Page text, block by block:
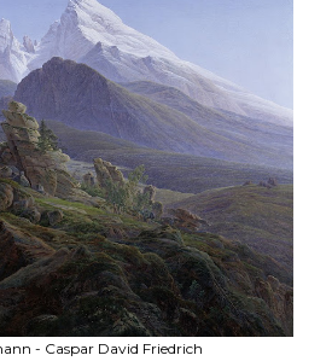
- Caspar David Friedrich